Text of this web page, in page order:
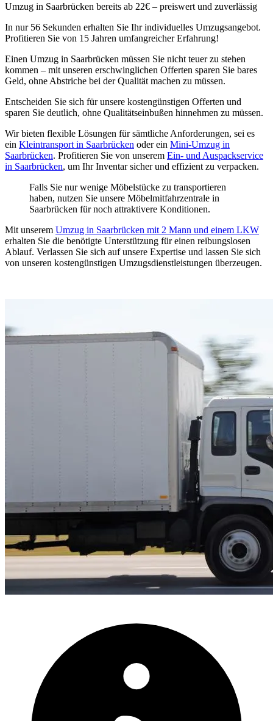
Umzug in Saarbrücken bereits ab 22€ – preiswert und zuverlässig
In nur 56 Sekunden erhalten Sie Ihr individuelles Umzugsangebot.
Profitieren Sie von 15 Jahren umfangreicher Erfahrung!
Einen Umzug in Saarbrücken müssen Sie nicht teuer zu stehen
kommen – mit unseren erschwinglichen Offerten sparen Sie bares
Geld, ohne Abstriche bei der Qualität machen zu müssen.
Entscheiden Sie sich für unsere kostengünstigen Offerten und
sparen Sie deutlich, ohne Qualitätseinbußen hinnehmen zu müssen.
Wir bieten flexible Lösungen für sämtliche Anforderungen, sei es
ein Kleintransport in Saarbrücken oder ein Mini-Umzug in
Saarbrücken. Profitieren Sie von unserem Ein- und Auspackservice
in Saarbrücken, um Ihr Inventar sicher und effizient zu verpacken.
Falls Sie nur wenige Möbelstücke zu transportieren
haben, nutzen Sie unsere Möbelmitfahrzentrale in
Saarbrücken für noch attraktivere Konditionen.
Mit unserem Umzug in Saarbrücken mit 2 Mann und einem LKW
erhalten Sie die benötigte Unterstützung für einen reibungslosen
Ablauf. Verlassen Sie sich auf unsere Expertise und lassen Sie sich
von unseren kostengünstigen Umzugsdienstleistungen überzeugen.